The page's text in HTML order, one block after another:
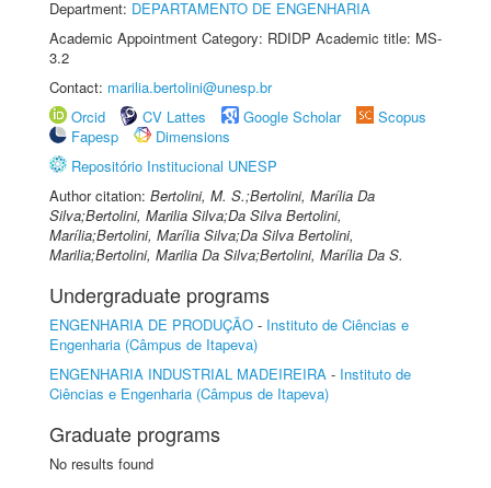
Department: DEPARTAMENTO DE ENGENHARIA
Academic Appointment Category: RDIDP Academic title: MS-
3.2
Contact: marilia.bertolini@unesp.br
Orcid
CV Lattes Google Scholar
Scopus
Fapesp
Dimensions
Repositório Institucional UNESP
Author citation: Bertolini, M. S.;Bertolini, Marília Da
Silva;Bertolini, Marilia Silva;Da Silva Bertolini,
Marília;Bertolini, Marília Silva;Da Silva Bertolini,
Marilia;Bertolini, Marilia Da Silva;Bertolini, Marília Da S.
Undergraduate programs
ENGENHARIA DE PRODUÇÃO - Instituto de Ciências e
Engenharia (Câmpus de Itapeva)
ENGENHARIA INDUSTRIAL MADEIREIRA - Instituto de
Ciências e Engenharia (Câmpus de Itapeva)
Graduate programs
No results found